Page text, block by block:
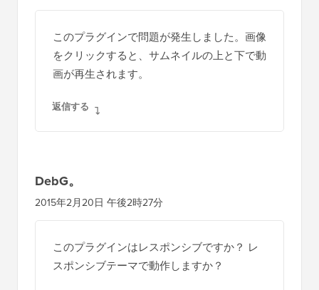
このプラグインで問題が発生しました。画像
をクリックすると、サムネイルの上と下で動
画が再生されます。
返信する
DebG。
2015年2月20日 午後2時27分
このプラグインはレスポンシブですか？ レ
スポンシブテーマで動作しますか？